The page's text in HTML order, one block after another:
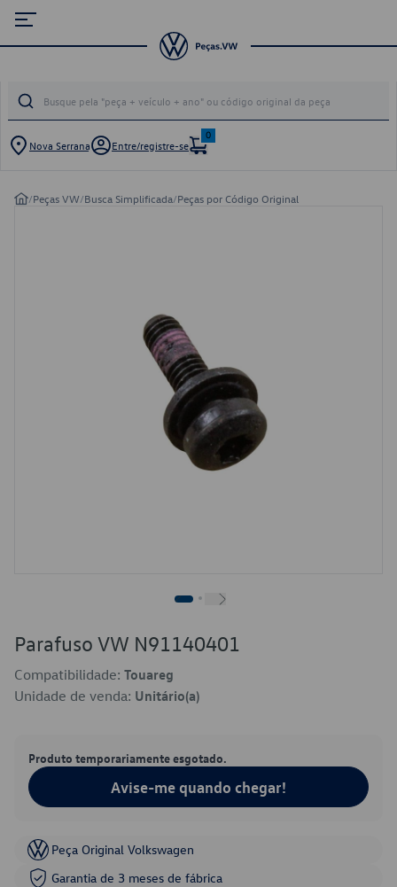
Nova Serrana Entre/registre-se
0
/Peças VW/Busca Simplificada/Peças por Código Original
Parafuso VW N91140401
Compatibilidade: Touareg
Unidade de venda: Unitário(a)
Produto temporariamente esgotado.
Avise-me quando chegar!
Peça Original Volkswagen
Garantia de 3 meses de fábrica